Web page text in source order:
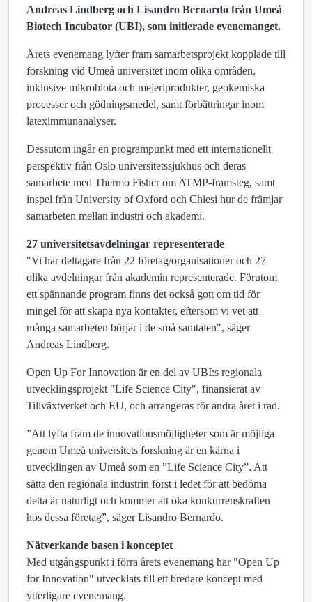
Andreas Lindberg och Lisandro Bernardo från Umeå
Biotech Incubator (UBI), som initierade evenemanget.
Årets evenemang lyfter fram samarbetsprojekt kopplade till
forskning vid Umeå universitet inom olika områden,
inklusive mikrobiota och mejeriprodukter, geokemiska
processer och gödningsmedel, samt förbättringar inom
lateximmunanalyser.
Dessutom ingår en programpunkt med ett internationellt
perspektiv från Oslo universitetssjukhus och deras
samarbete med Thermo Fisher om ATMP-framsteg, samt
inspel från University of Oxford och Chiesi hur de främjar
samarbeten mellan industri och akademi.
27 universitetsavdelningar representerade
"Vi har deltagare från 22 företag/organisationer och 27
olika avdelningar från akademin representerade. Förutom
ett spännande program finns det också gott om tid för
mingel för att skapa nya kontakter, eftersom vi vet att
många samarbeten börjar i de små samtalen", säger
Andreas Lindberg.
Open Up For Innovation är en del av UBI:s regionala
utvecklingsprojekt "Life Science City", finansierat av
Tillväxtverket och EU, och arrangeras för andra året i rad.
”Att lyfta fram de innovationsmöjligheter som är möjliga
genom Umeå universitets forskning är en kärna i
utvecklingen av Umeå som en ”Life Science City”. Att
sätta den regionala industrin först i ledet för att bedöma
detta är naturligt och kommer att öka konkurrenskraften
hos dessa företag”, säger Lisandro Bernardo.
Nätverkande basen i konceptet
Med utgångspunkt i förra årets evenemang har "Open Up
for Innovation" utvecklats till ett bredare koncept med
ytterligare evenemang.